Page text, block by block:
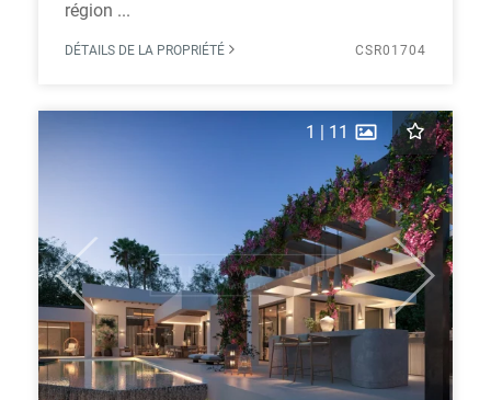
région ...
DÉTAILS DE LA PROPRIÉTÉ CSR01704
Previous Next
1 | 11